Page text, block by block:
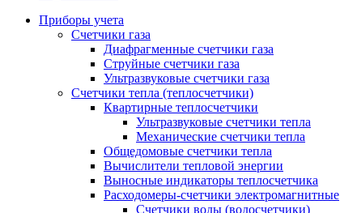
Приборы учета
Счетчики газа
Диафрагменные счетчики газа
Струйные счетчики газа
Ультразвуковые счетчики газа
Счетчики тепла (теплосчетчики)
Квартирные теплосчетчики
Ультразвуковые счетчики тепла
Механические счетчики тепла
Общедомовые счетчики тепла
Вычислители тепловой энергии
Выносные индикаторы теплосчетчика
Расходомеры-счетчики электромагнитные
Счетчики воды (водосчетчики)